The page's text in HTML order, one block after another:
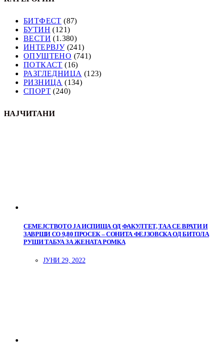
БИТФЕСТ (87)
БУТИН (121)
ВЕСТИ (1.380)
ИНТЕРВЈУ(241)
ОПУШТЕНО (741)
ПОТКАСТ (16)
РАЗГЛЕДНИЦА (123)
РИЗНИЦА (134)
СПОРТ (240)
НАЈЧИТАНИ
СЕМЕЈСТВОТО ЈА ИСПИША ОД ФАКУЛТЕТ, ТАА СЕ ВРАТИ И
ЗАВРШИ СО 9,80 ПРОСЕК – СОНИТА ФЕЈЗОВСКА ОД БИТОЛА
РУШИ ТАБУА ЗА ЖЕНАТА РОМКА
ЈУНИ 29, 2022